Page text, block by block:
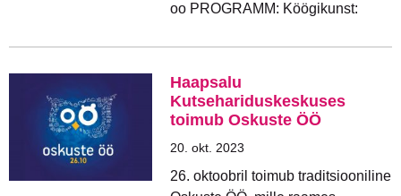
oo PROGRAMM: Köögikunst:
Haapsalu
Kutsehariduskeskuses
toimub Oskuste ÖÖ
20. okt. 2023
26. oktoobril toimub traditsiooniline